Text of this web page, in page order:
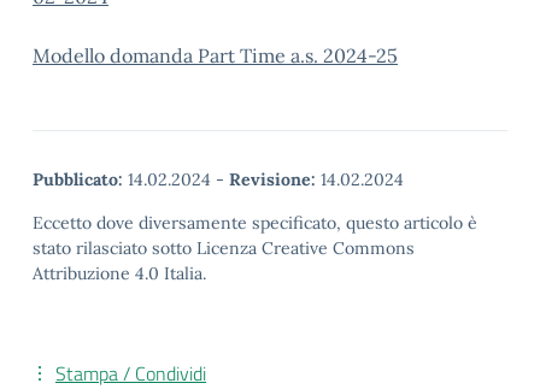
Modello domanda Part Time a.s. 2024-25
Pubblicato: 14.02.2024 - Revisione: 14.02.2024
Eccetto dove diversamente specificato, questo articolo è
stato rilasciato sotto Licenza Creative Commons
Attribuzione 4.0 Italia.
Stampa / Condividi